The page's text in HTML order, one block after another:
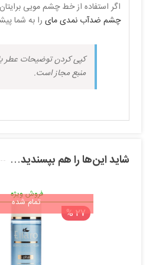
اگر استفاده از خط چشم مویی
چشم ضدآب نمدی مایرا به شما
کپی کردن توضیحات عطر
منبع مجاز است.
شاید این‌ها را هم بپسندید…
فروش ویژه
27 %
تمام شده